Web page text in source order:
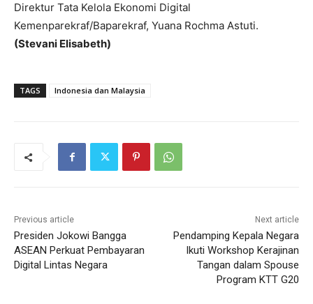
Direktur Tata Kelola Ekonomi Digital
Kemenparekraf/Baparekraf, Yuana Rochma Astuti.
(Stevani Elisabeth)
TAGS Indonesia dan Malaysia
Previous article
Presiden Jokowi Bangga
ASEAN Perkuat Pembayaran
Digital Lintas Negara
Next article
Pendamping Kepala Negara
Ikuti Workshop Kerajinan
Tangan dalam Spouse
Program KTT G20